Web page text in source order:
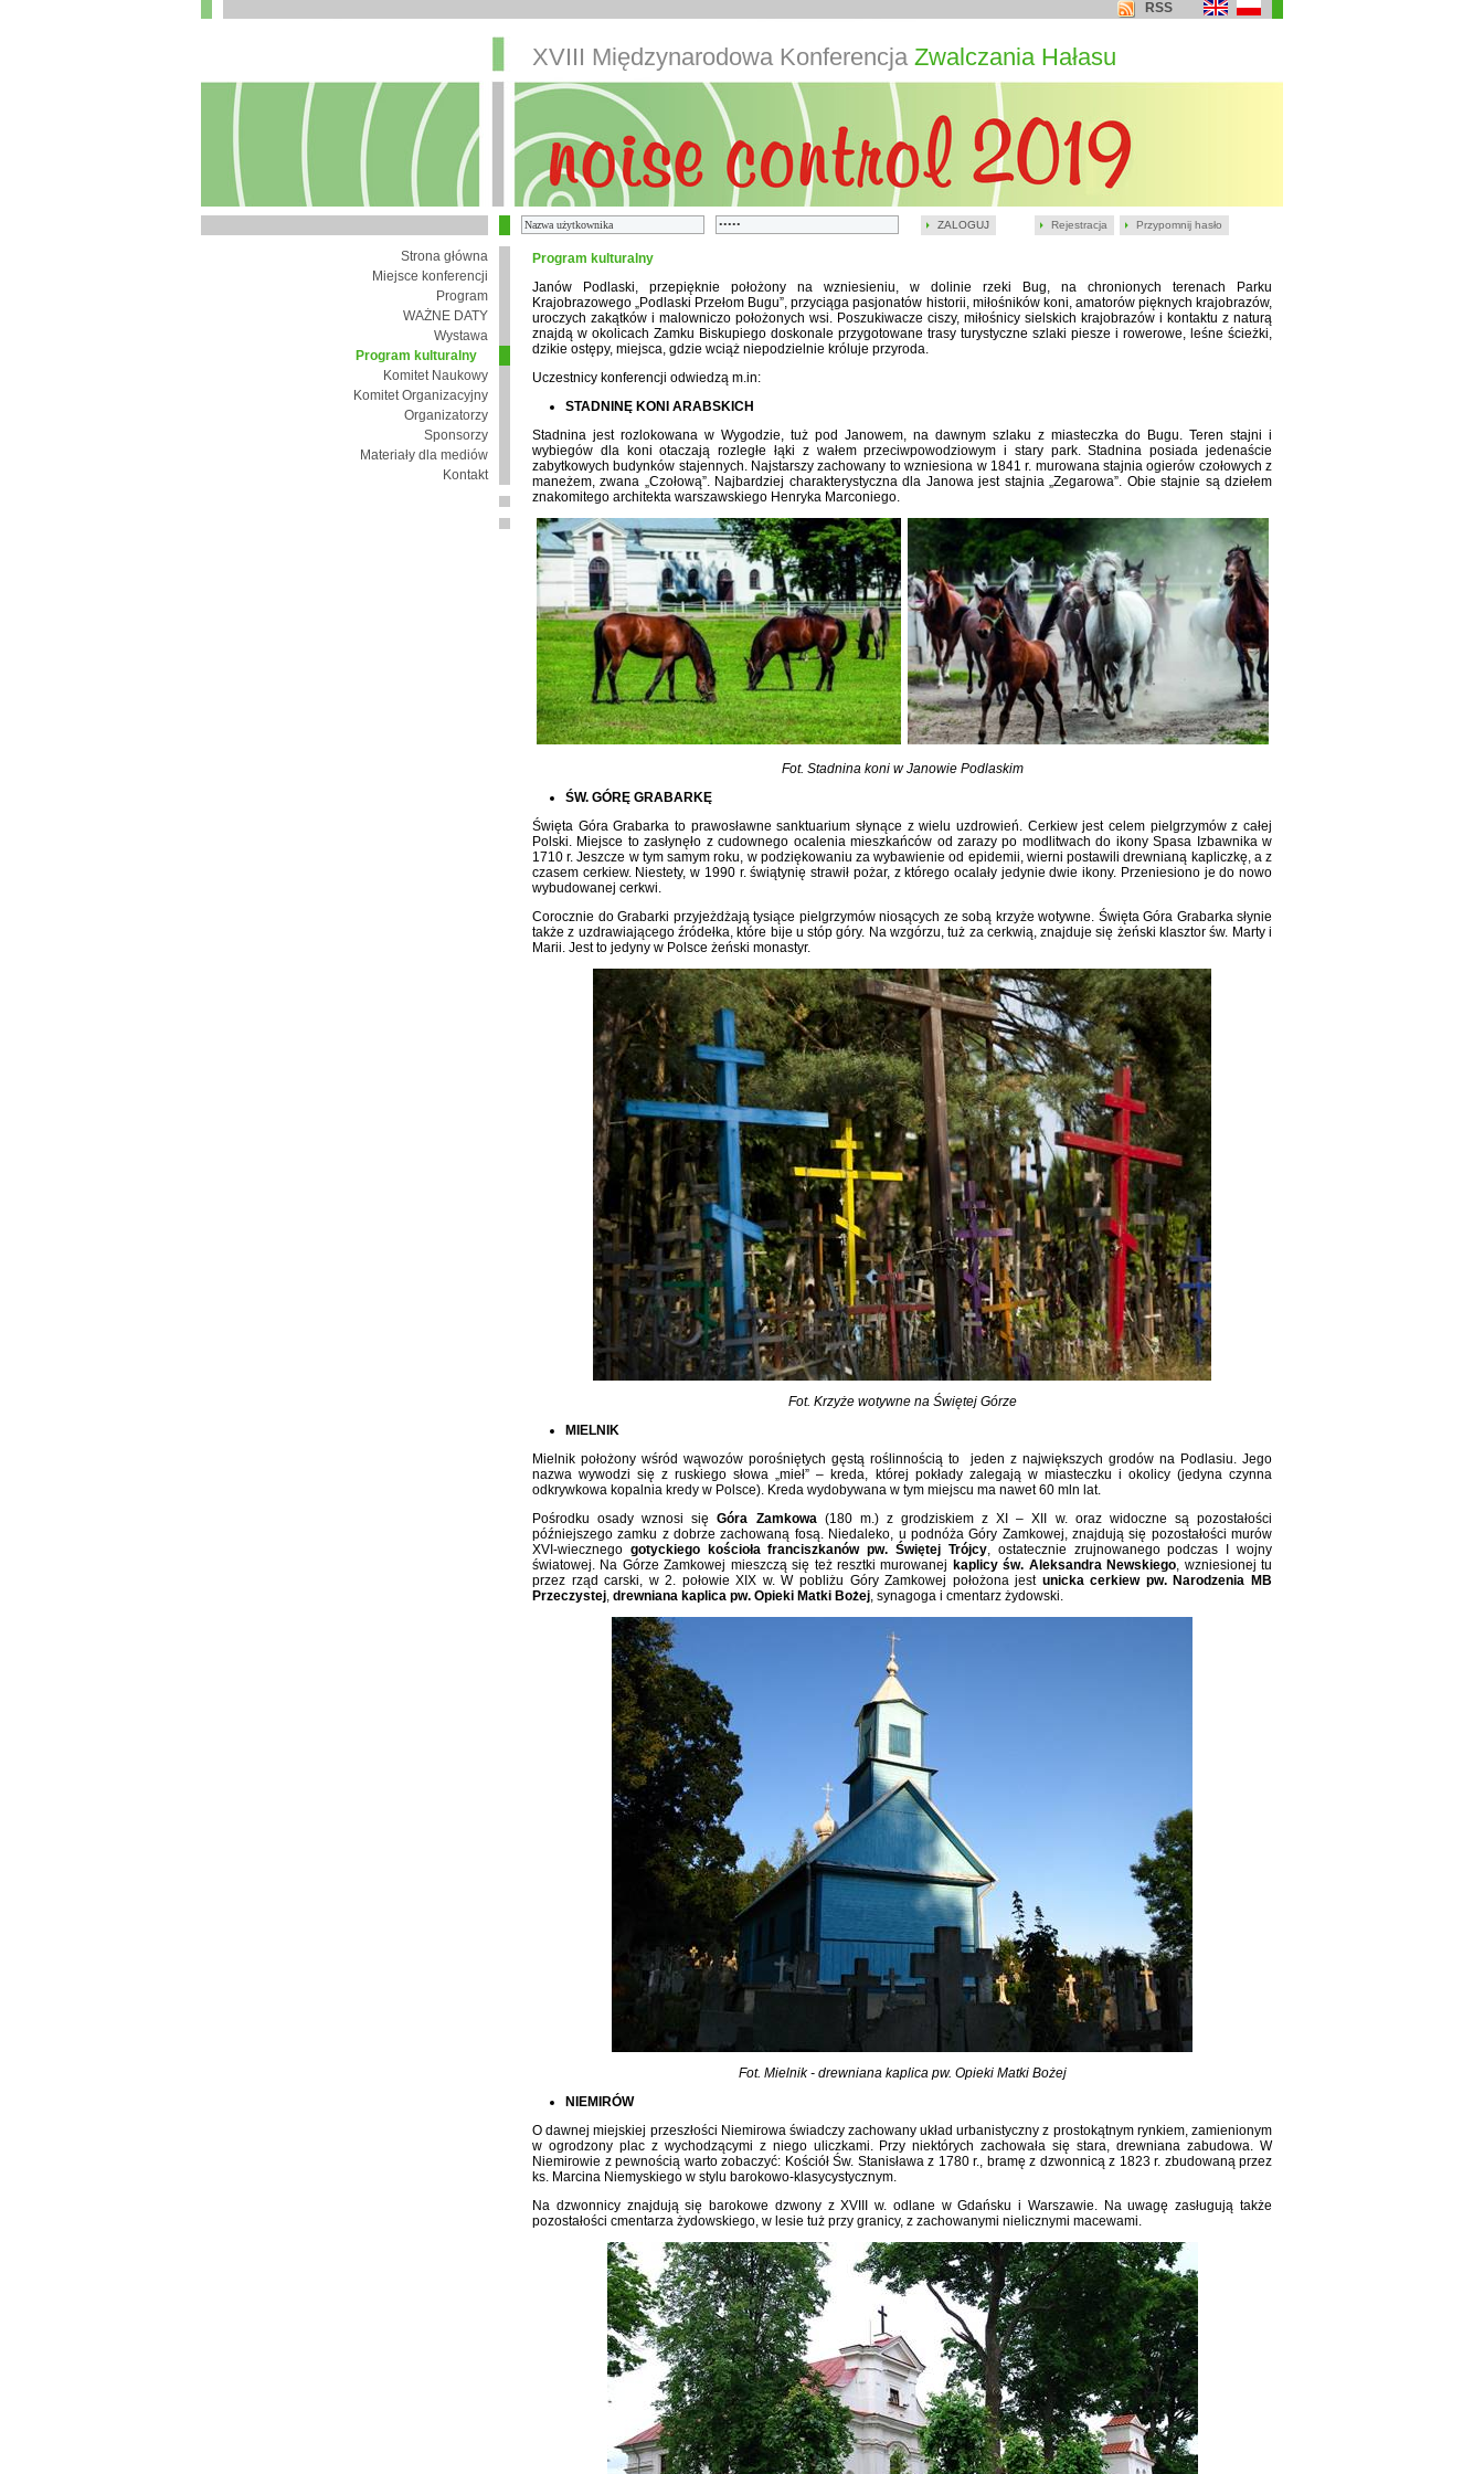
ZALOGUJ Rejestracja Przypomnij hasło
RSS
XVIII Międzynarodowa Konferencja Zwalczania Hałasu
Strona główna
Miejsce konferencji
Program
WAŻNE DATY
Wystawa
Program kulturalny
Komitet Naukowy
Komitet Organizacyjny
Organizatorzy
Sponsorzy
Materiały dla mediów
Kontakt
Program kulturalny
Janów Podlaski, przepięknie położony na wzniesieniu, w dolinie rzeki Bug, na chronionych terenach Parku
Krajobrazowego „Podlaski Przełom Bugu”, przyciąga pasjonatów historii, miłośników koni, amatorów pięknych krajobrazów,
uroczych zakątków i malowniczo położonych wsi. Poszukiwacze ciszy, miłośnicy sielskich krajobrazów i kontaktu z naturą
znajdą w okolicach Zamku Biskupiego doskonale przygotowane trasy turystyczne szlaki piesze i rowerowe, leśne ścieżki,
dzikie ostępy, miejsca, gdzie wciąż niepodzielnie króluje przyroda.
Uczestnicy konferencji odwiedzą m.in:
STADNINĘ KONI ARABSKICH
Stadnina jest rozlokowana w Wygodzie, tuż pod Janowem, na dawnym szlaku z miasteczka do Bugu. Teren stajni i
wybiegów dla koni otaczają rozległe łąki z wałem przeciwpowodziowym i stary park. Stadnina posiada jedenaście
zabytkowych budynków stajennych. Najstarszy zachowany to wzniesiona w 1841 r. murowana stajnia ogierów czołowych z
maneżem, zwana „Czołową”. Najbardziej charakterystyczna dla Janowa jest stajnia „Zegarowa”. Obie stajnie są dziełem
znakomitego architekta warszawskiego Henryka Marconiego.
Fot. Stadnina koni w Janowie Podlaskim
ŚW. GÓRĘ GRABARKĘ
Święta Góra Grabarka to prawosławne sanktuarium słynące z wielu uzdrowień. Cerkiew jest celem pielgrzymów z całej
Polski. Miejsce to zasłynęło z cudownego ocalenia mieszkańców od zarazy po modlitwach do ikony Spasa Izbawnika w
1710 r. Jeszcze w tym samym roku, w podziękowaniu za wybawienie od epidemii, wierni postawili drewnianą kapliczkę, a z
czasem cerkiew. Niestety, w 1990 r. świątynię strawił pożar, z którego ocalały jedynie dwie ikony. Przeniesiono je do nowo
wybudowanej cerkwi.
Corocznie do Grabarki przyjeżdżają tysiące pielgrzymów niosących ze sobą krzyże wotywne. Święta Góra Grabarka słynie
także z uzdrawiającego źródełka, które bije u stóp góry. Na wzgórzu, tuż za cerkwią, znajduje się żeński klasztor św. Marty i
Marii. Jest to jedyny w Polsce żeński monastyr.
Fot. Krzyże wotywne na Świętej Górze
MIELNIK
Mielnik położony wśród wąwozów porośniętych gęstą roślinnością to jeden z największych grodów na Podlasiu. Jego
nazwa wywodzi się z ruskiego słowa „mieł” – kreda, której pokłady zalegają w miasteczku i okolicy (jedyna czynna
odkrywkowa kopalnia kredy w Polsce). Kreda wydobywana w tym miejscu ma nawet 60 mln lat.
Pośrodku osady wznosi sięGóra Zamkowa(180 m.) z grodziskiem z XI – XII w. oraz widoczne są pozostałości
późniejszego zamku z dobrze zachowaną fosą. Niedaleko, u podnóża Góry Zamkowej, znajdują się pozostałości murów
XVI-wiecznego gotyckiego kościoła franciszkanów pw. Świętej Trójcy, ostatecznie zrujnowanego podczas I wojny
światowej. Na Górze Zamkowej mieszczą się też resztki murowanej kaplicy św. Aleksandra Newskiego, wzniesionej tu
przez rząd carski, w 2. połowie XIX w. W pobliżu Góry Zamkowej położona jest unicka cerkiew pw. Narodzenia MB
Przeczystej, drewniana kaplica pw. Opieki Matki Bożej, synagoga i cmentarz żydowski.
Fot. Mielnik - drewniana kaplica pw. Opieki Matki Bożej
NIEMIRÓW
O dawnej miejskiej przeszłości Niemirowa świadczy zachowany układ urbanistyczny z prostokątnym rynkiem, zamienionym
w ogrodzony plac z wychodzącymi z niego uliczkami. Przy niektórych zachowała się stara, drewniana zabudowa. W
Niemirowie z pewnością warto zobaczyć: Kościół Św. Stanisława z 1780 r., bramę z dzwonnicą z 1823 r. zbudowaną przez
ks. Marcina Niemyskiego w stylu barokowo-klasycystycznym.
Na dzwonnicy znajdują się barokowe dzwony z XVIII w. odlane w Gdańsku i Warszawie. Na uwagę zasługują także
pozostałości cmentarza żydowskiego, w lesie tuż przy granicy, z zachowanymi nielicznymi macewami.